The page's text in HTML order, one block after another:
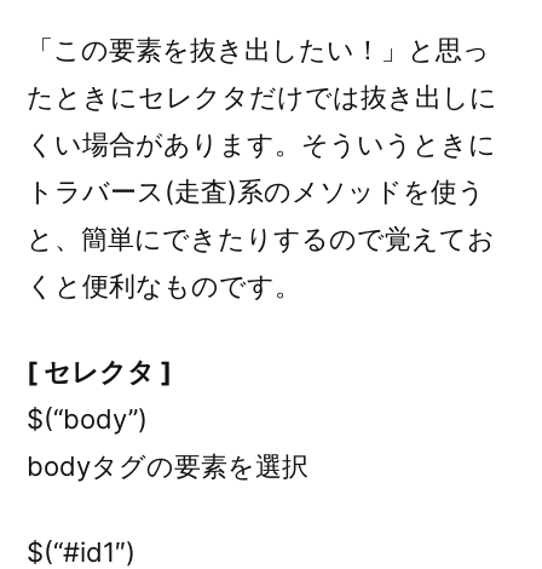
「この要素を抜き出したい！」と思っ
たときにセレクタだけでは抜き出しに
くい場合があります。そういうときに
トラバース(走査)系のメソッドを使う
と、簡単にできたりするので覚えてお
くと便利なものです。
[ セレクタ ]
$(“body”)
bodyタグの要素を選択
$(“#id1″)